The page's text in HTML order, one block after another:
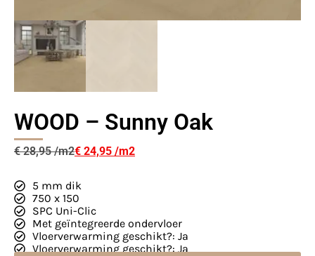
WOOD – Sunny Oak
€28,95 € 24,95
5 mm dik
750 x 150
SPC Uni-Clic
Met geïntegreerde ondervloer
Vloerverwarming geschikt?: Ja
Vloerverwarming geschikt?: Ja